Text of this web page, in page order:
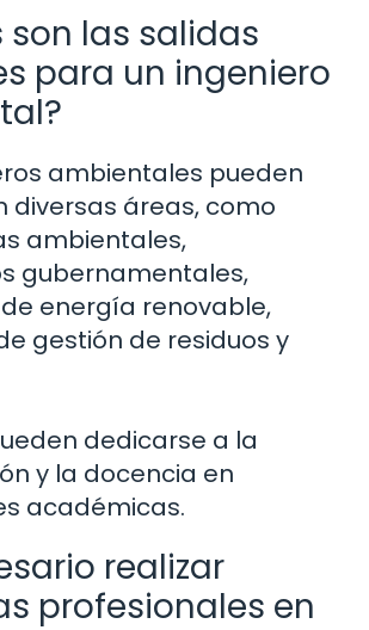
son las salidas
para un ingeniero
ambientales pueden
diversas áreas, como
ambientales,
gubernamentales,
energía renovable,
gestión de residuos y
dedicarse a la
y la docencia en
académicas.
realizar
profesionales en